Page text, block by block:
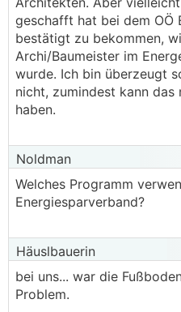
geschafft hat bei dem OÖ
bestätigt zu bekommen,
Archi/Baumeister im
wurde. Ich bin überzeugt
nicht, zumindest kann
haben.
Noldman
Welches Programm
Energiesparverband?
Häuslbauerin
bei uns... war die
Problem.